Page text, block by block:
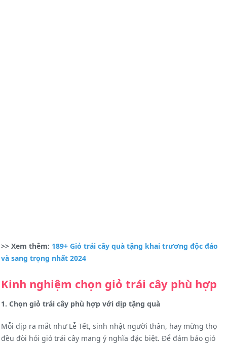
>> Xem thêm: 189+ Giỏ trái cây quà tặng khai trương độc đáo
và sang trọng nhất 2024
Kinh nghiệm chọn giỏ trái cây phù hợp
1. Chọn giỏ trái cây phù hợp với dịp tặng quà
Mỗi dịp ra mắt như Lễ Tết, sinh nhật người thân, hay mừng thọ
đều đòi hỏi giỏ trái cây mang ý nghĩa đặc biệt. Để đảm bảo giỏ